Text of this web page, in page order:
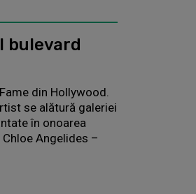
bulevard
din Hollywood.
se alătură galeriei
în onoarea
Angelides –